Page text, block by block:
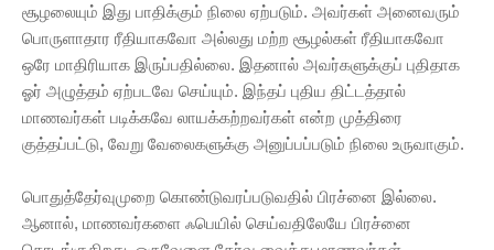
சூழலையும் இது பாதிக்கும் நிலை ஏற்படும். அவர்கள் அனைவரும்
பொருளாதார ரீதியாகவோ அல்லது மற்ற சூழல்கள் ரீதியாகவோ
ஒரே மாதிரியாக இருப்பதில்லை. இதனால் அவர்களுக்குப் புதிதாக
ஓர் அழுத்தம் ஏற்படவே செய்யும். இந்தப் புதிய திட்டத்தால்
மாணவர்கள் படிக்கவே லாயக்கற்றவர்கள் என்ற முத்திரை
குத்தப்பட்டு, வேறு வேலைகளுக்கு அனுப்பப்படும் நிலை உருவாகும்.
பொதுத்தேர்வுமுறை கொண்டுவரப்படுவதில் பிரச்னை இல்லை.
ஆனால், மாணவர்களை ஃபெயில் செய்வதிலேயே பிரச்னை